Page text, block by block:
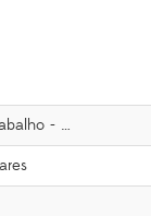
- …